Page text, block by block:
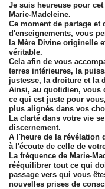
Je suis heureuse pour
Marie-Madeleine.
Ce moment de partage
d'enseignements, vous
la Mère Divine originelle
véritable.
Cela afin de vous
terres intérieures, la
justesse, la droiture et la
Ainsi, au quotidien, vous
ce qui est juste pour
plus alignés dans vos
La clarté dans votre vie
discernement.
A l'heure de la révélation
à l'écoute de celle de
La fréquence de Marie-
rééquilibrer tout ce qui
passage vers qui vous
nouvelles prises de